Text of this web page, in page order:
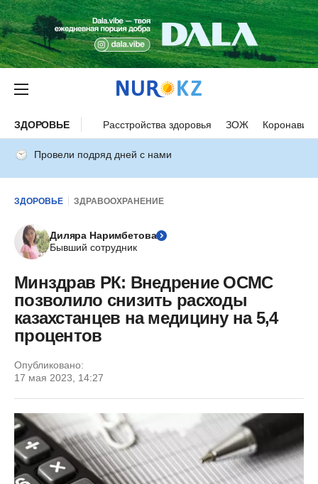
ЗДОРОВЬЕ Расстройства здоровья ЗОЖ
Провели подряд дней с нами
ЗДОРОВЬЕ ЗДРАВООХРАНЕНИЕ
Диляра Наримбетова
Бывший сотрудник
Минздрав РК: Внедрение ОСМС
позволило снизить расходы
казахстанцев на медицину на 5,4
процентов
Опубликовано:
17 мая 2023, 14:27